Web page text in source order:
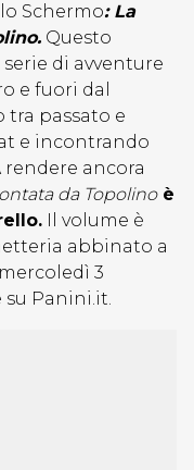
Schermo: La
Questo
di avventure
e fuori dal
tra passato e
e incontrando
rendere ancora
da Topolinoè
Il volume è
abbinato a
3
Panini.it.